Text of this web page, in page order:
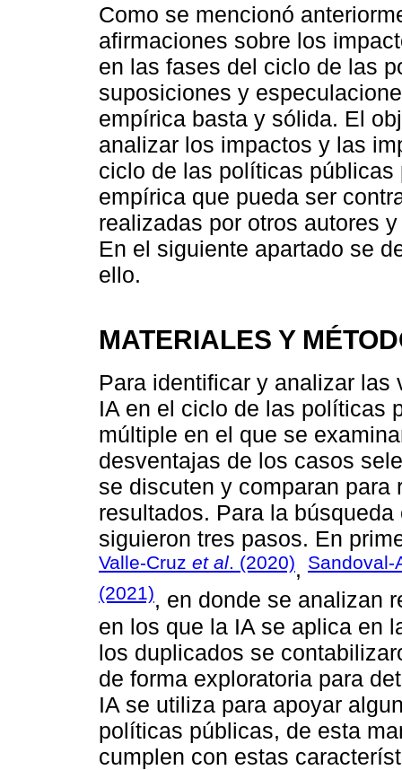
Como se mencionó
afirmaciones sobre los
en las fases del ciclo de las
suposiciones y
empírica basta y sólida. El
analizar los impactos y las
ciclo de las políticas
empírica que pueda ser
realizadas por otros autores
En el siguiente apartado se
ello.
MATERIALES Y
Para identificar y analizar
IA en el ciclo de las políticas
múltiple en el que se
desventajas de los casos
se discuten y comparan
resultados. Para la
siguieron tres pasos. En
Valle-Cruz et al. (2020),
(2021), en donde se analizan
en los que la IA se aplica en
los duplicados se
de forma exploratoria para
IA se utiliza para apoyar
políticas públicas, de esta
cumplen con estas